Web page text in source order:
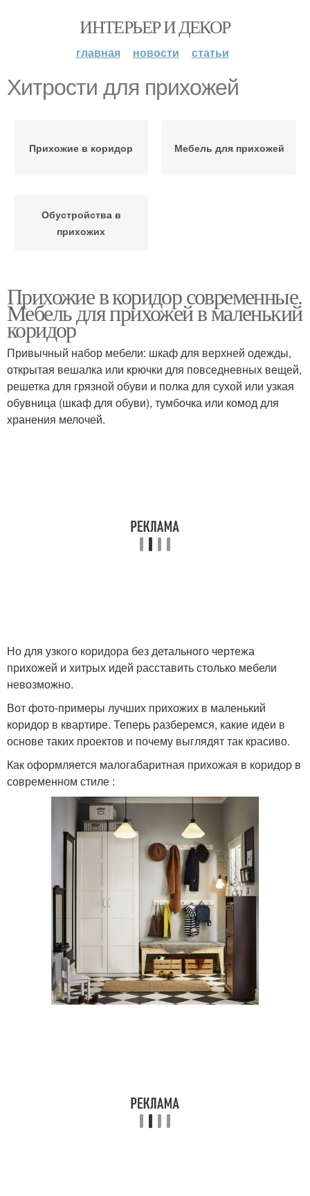
ИНТЕРЬЕР И ДЕКОР
главная новости статьи
Хитрости для прихожей
Прихожие в коридор Мебель для прихожей
Обустройства в
прихожих
Прихожие в коридор современные.
Мебель для прихожей в маленький
коридор
Привычный набор мебели: шкаф для верхней одежды,
открытая вешалка или крючки для повседневных вещей,
решетка для грязной обуви и полка для сухой или узкая
обувница (шкаф для обуви), тумбочка или комод для
хранения мелочей.
Но для узкого коридора без детального чертежа
прихожей и хитрых идей расставить столько мебели
невозможно.
Вот фото-примеры лучших прихожих в маленький
коридор в квартире. Теперь разберемся, какие идеи в
основе таких проектов и почему выглядят так красиво.
Как оформляется малогабаритная прихожая в коридор в
современном стиле :